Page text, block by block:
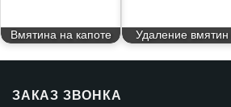
Вмятина на капоте Удаление вмятин
ЗАКАЗ ЗВОНКА